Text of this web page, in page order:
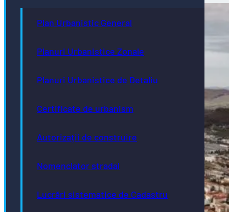
Plan Urbanistic General
Planuri Urbanistice Zonale
Planuri Urbanistice de Detaliu
Certificate de urbanism
Autorizații de construire
Nomenclator stradal
Lucrări sistematice de Cadastru